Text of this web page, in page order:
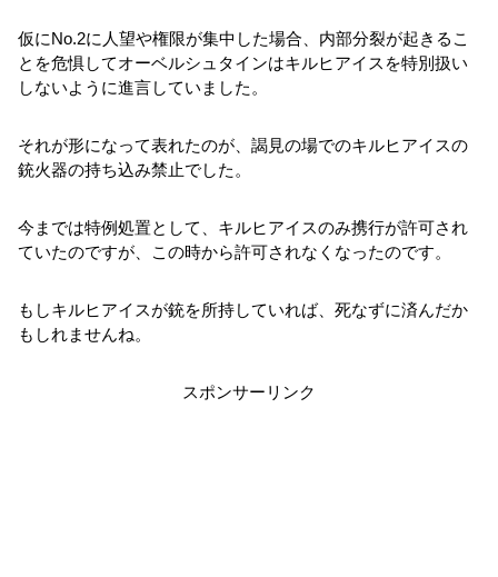
仮にNo.2に人望や権限が集中した場合、内部分裂が起きるこ
とを危惧してオーベルシュタインはキルヒアイスを特別扱い
しないように進言していました。
それが形になって表れたのが、謁見の場でのキルヒアイスの
銃火器の持ち込み禁止でした。
今までは特例処置として、キルヒアイスのみ携行が許可され
ていたのですが、この時から許可されなくなったのです。
もしキルヒアイスが銃を所持していれば、死なずに済んだか
もしれませんね。
スポンサーリンク